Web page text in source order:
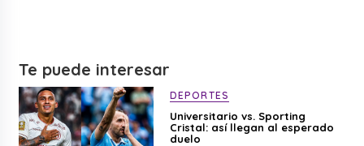
Te puede interesar
DEPORTES
Universitario vs. Sporting
Cristal: así llegan al esperado
duelo